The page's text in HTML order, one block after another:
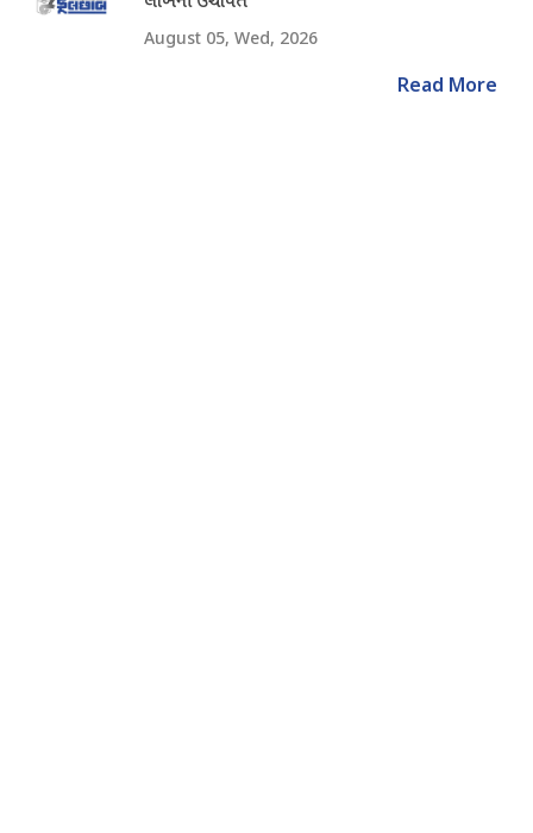
August 05, Wed, 2026
Read More